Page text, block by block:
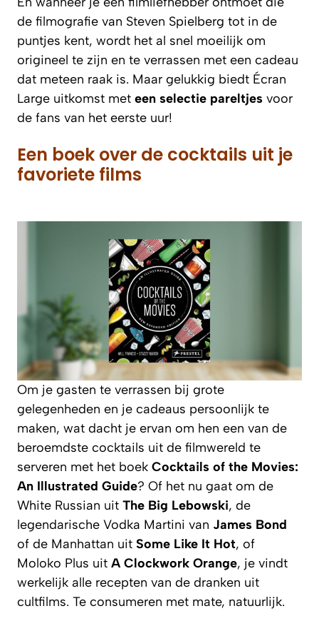
de filmografie van Steven Spielberg tot in de
puntjes kent, wordt het al snel moeilijk om
origineel te zijn en te verrassen met een cadeau
dat meteen raak is. Maar gelukkig biedt Écran
Large uitkomst met een selectie pareltjes voor
de fans van het eerste uur!
Een boek over de cocktails uit je
favoriete films
Om je gasten te verrassen bij grote
gelegenheden en je cadeaus persoonlijk te
maken, wat dacht je ervan om hen een van de
beroemdste cocktails uit de filmwereld te
serveren met het boek Cocktails of the Movies:
An Illustrated Guide? Of het nu gaat om de
White Russian uit The Big Lebowski, de
legendarische Vodka Martini van James Bond
of de Manhattan uit Some Like It Hot, of
Moloko Plus uit A Clockwork Orange, je vindt
werkelijk alle recepten van de dranken uit
cultfilms. Te consumeren met mate, natuurlijk.